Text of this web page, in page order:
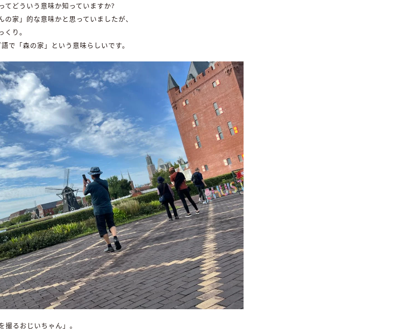
てどういう意味か知っていますか?
家」的な意味かと思っていましたが、
り。
で「森の家」という意味らしいです。
撮るおじいちゃん」。